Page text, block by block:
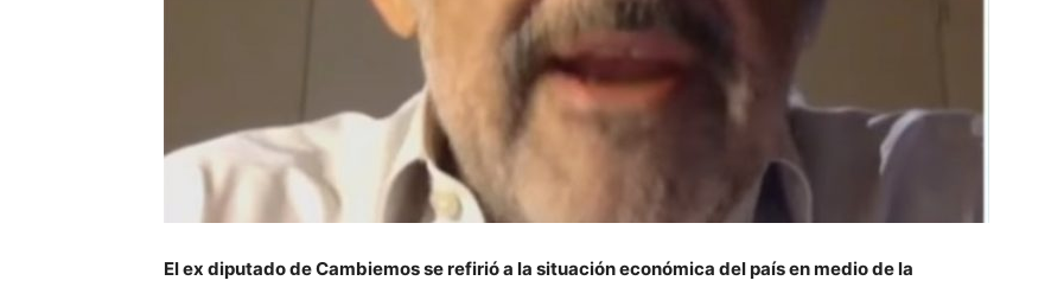
El ex diputado de Cambiemos se refirió a la situación económica del país en medio de la